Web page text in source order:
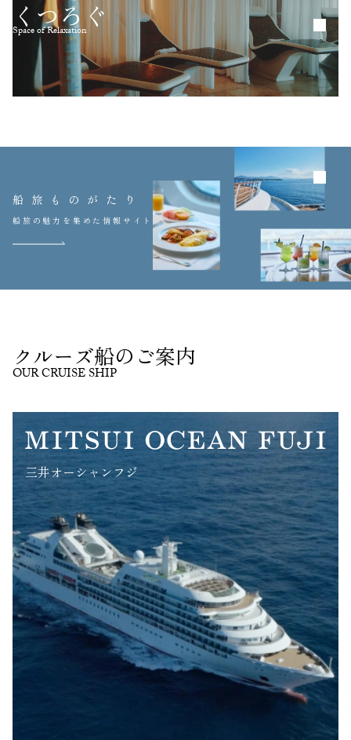
くつろぐ
Space of Relaxation
船旅ものがたり
船旅の魅力を集めた情報サイト
クルーズ船のご案内
OUR CRUISE SHIP
三井オーシャンフジ